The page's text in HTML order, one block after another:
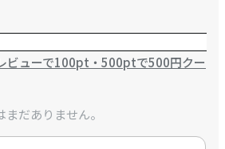
ビューで100pt・500ptで500円クー
だありません。